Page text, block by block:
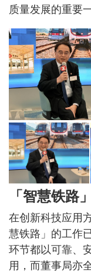
质量发展的重要
「智慧铁路
在创新科技应用
慧铁路」的工作
环节都以可靠、
用，而董事局亦